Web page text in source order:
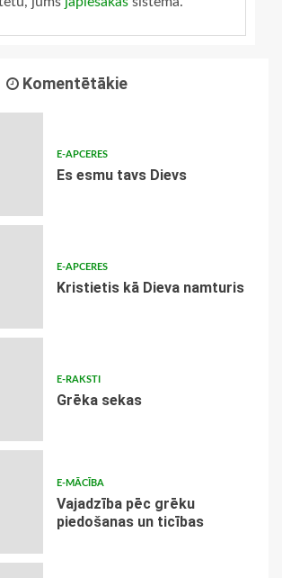
Komentētākie
E-APCERES
Es esmu tavs Dievs
E-APCERES
Kristietis kā Dieva namturis
E-RAKSTI
Grēka sekas
E-MĀCĪBA
Vajadzība pēc grēku
piedošanas un ticības